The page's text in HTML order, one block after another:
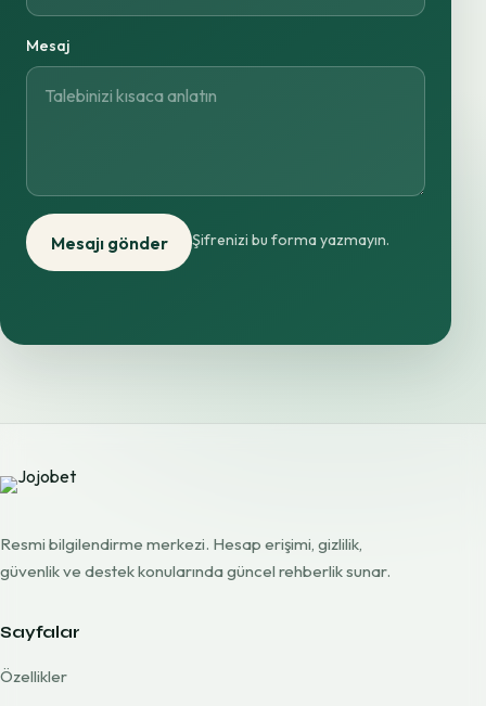
Mesaj
Mesajı gönder Şifrenizi bu forma yazmayın.
Resmi bilgilendirme merkezi. Hesap erişimi, gizlilik,
güvenlik ve destek konularında güncel rehberlik sunar.
Sayfalar
Özellikler